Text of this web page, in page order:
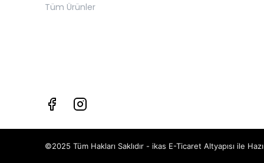
Tüm Ürünler
©2025 Tüm Hakları Saklıdır - ikas E-Ticaret Altyapısı ile